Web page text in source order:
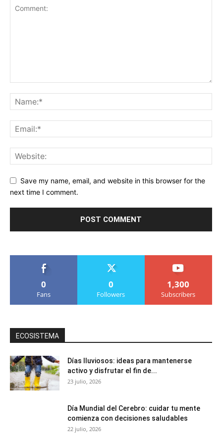
Save my name, email, and website in this browser for the
next time I comment.
0
Fans
0
Followers
1,300
Subscribers
ECOSISTEMA
Días lluviosos: ideas para mantenerse
activo y disfrutar el fin de...
23 julio, 2026
Día Mundial del Cerebro: cuidar tu mente
comienza con decisiones saludables
22 julio, 2026